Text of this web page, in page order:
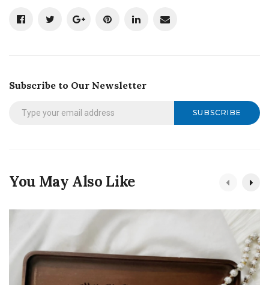
Subscribe to Our Newsletter
SUBSCRIBE
You May Also Like